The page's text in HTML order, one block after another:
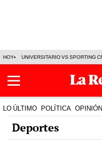
HOY UNIVERSITARIO VS SPORTING
LO ÚLTIMO POLÍTICA OPINIÓN
Deportes